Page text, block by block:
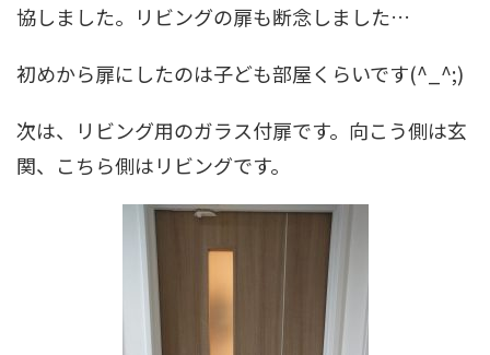
協しました。リビングの扉も断念しました…
初めから扉にしたのは子ども部屋くらいです(^_^;)
次は、リビング用のガラス付扉です。向こう側は玄
関、こちら側はリビングです。